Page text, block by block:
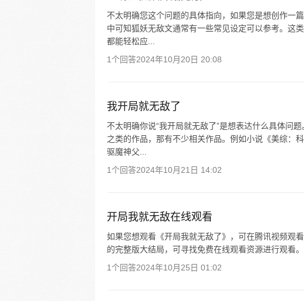
不太明确您这个问题的具体指向，如果您是想创作一
中可知狐妖无敌文通常有一些常见设定可以参考。这
都能轻松应...
1个回答2024年10月20日 20:08
我开局就无敌了
不太明确你说“我开局就无敌了”是想表达什么具体问
之类的作品，那有不少相关作品。例如小说《美综：
驱魔神父...
1个回答2024年10月21日 14:02
开局我就无敌在线观看
如果您想观看《开局我就无敌了》，可在腾讯视频观
的完整版大结局，可寻找免费在线观看资源进行观看。
1个回答2024年10月25日 01:02